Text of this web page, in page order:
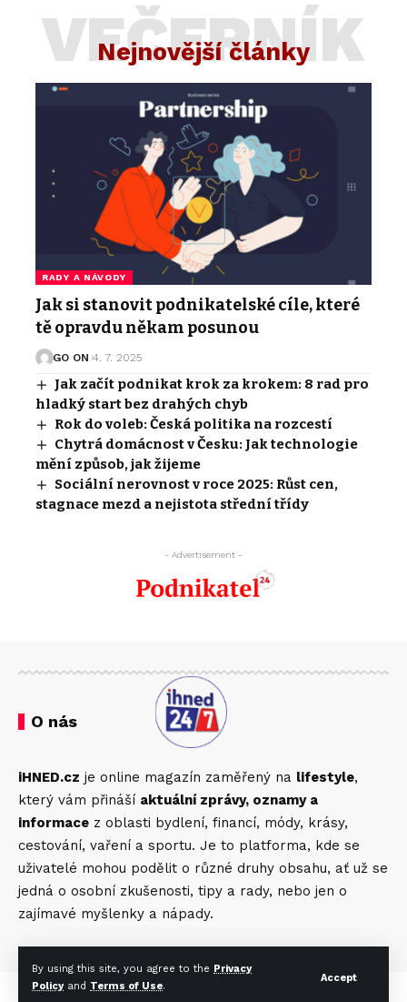
Nejnovější články
VEČERNÍK
RADY A NÁVODY
Jak si stanovit podnikatelské cíle, které
tě opravdu někam posunou
GO ON 4. 7. 2025
Jak začít podnikat krok za krokem: 8 rad pro
hladký start bez drahých chyb
Rok do voleb: Česká politika na rozcestí
Chytrá domácnost v Česku: Jak technologie
mění způsob, jak žijeme
Sociální nerovnost v roce 2025: Růst cen,
stagnace mezd a nejistota střední třídy
- Advertisement -
O nás
iHNED.cz je online magazín zaměřený na lifestyle,
který vám přináší aktuální zprávy, oznamy a
informace z oblasti bydlení, financí, módy, krásy,
cestování, vaření a sportu. Je to platforma, kde se
uživatelé mohou podělit o různé druhy obsahu, ať už se
jedná o osobní zkušenosti, tipy a rady, nebo jen o
zajímavé myšlenky a nápady.
© Foxiz News Network. Ruby Design Company. All Rights Reserved.